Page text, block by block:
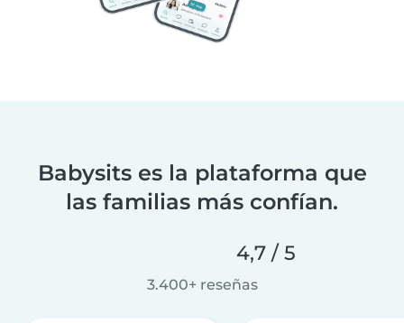
Babysits es la plataforma que
las familias más confían.
4,7 / 5
3.400+ reseñas